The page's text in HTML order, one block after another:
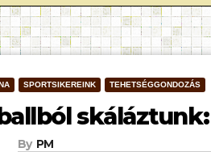
SPORTSIKEREINK TEHETSÉGGONDOZÁS
By PM